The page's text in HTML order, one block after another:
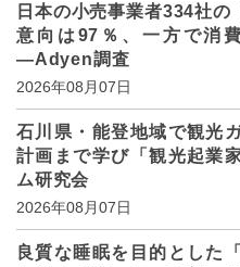
日本の小売事業者334社
意向は97％、一方で消
―Adyen調査
2026年08月07日
石川県・能登地域で観光
計画まで学び「観光起
ム研究会
2026年08月07日
良質な睡眠を目的とした